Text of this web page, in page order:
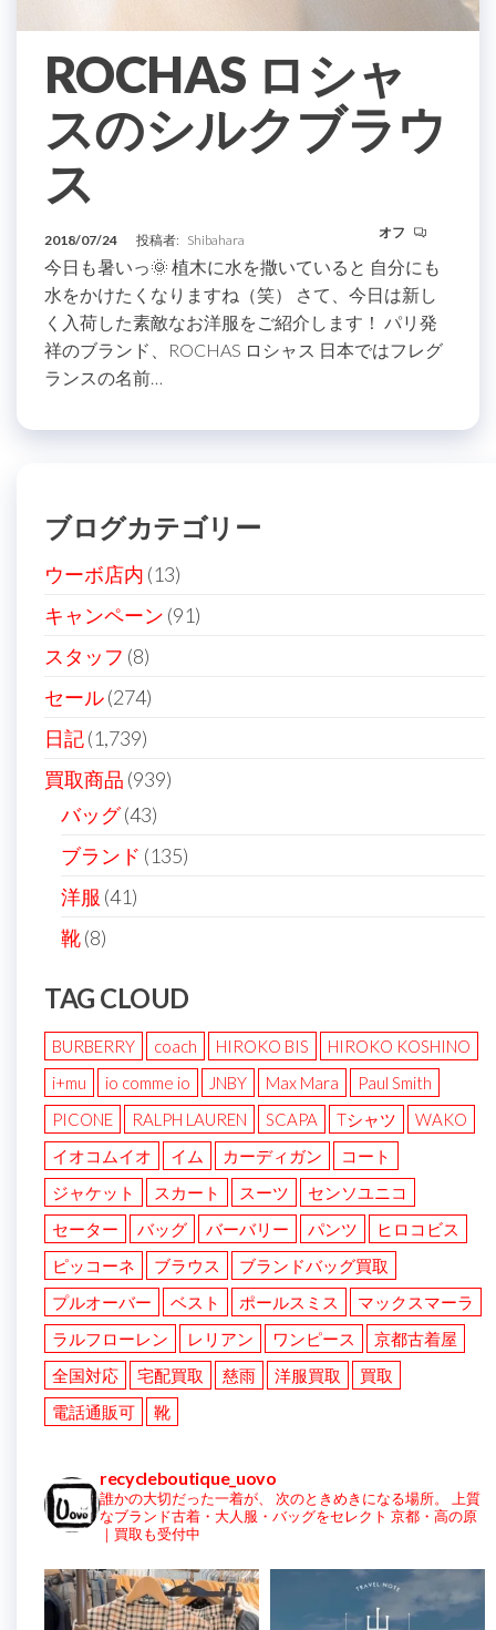
ROCHAS ロシャ
スのシルクブラウ
ス
2018/07/24 投稿者: Shibahara オフ
今日も暑いっ🌞 植木に水を撒いていると 自分にも
水をかけたくなりますね（笑） さて、今日は新し
く入荷した素敵なお洋服をご紹介します！ パリ発
祥のブランド、ROCHAS ロシャス 日本ではフレグ
ランスの名前…
ブログカテゴリー
ウーボ店内 (13)
キャンペーン (91)
スタッフ (8)
セール(274)
日記(1,739)
買取商品 (939)
バッグ(43)
ブランド (135)
洋服 (41)
靴(8)
TAG CLOUD
BURBERRY coach HIROKO BIS
HIROKO KOSHINO
i+mu
io comme io JNBY Max Mara
Paul Smith
PICONE
RALPH LAUREN SCAPA Tシャツ
WAKO
イオコムイオ
イム カーディガン
コート
ジャケット
スカート スーツ
センソユニコ
セーター
バッグ バーバリー パンツ
ヒロコビス
ピッコーネ
ブラウス
ブランドバッグ買取
プルオーバー
ベスト ポールスミス
マックスマーラ
ラルフローレン
レリアン ワンピース
京都古着屋
全国対応
宅配買取 慈雨 洋服買取
買取
電話通販可
靴
recycleboutique_uovo
誰かの大切だった一着が、 次のときめきになる場所。
上質
なブランド古着・大人服・バッグをセレクト 京都・高の原
｜買取も受付中